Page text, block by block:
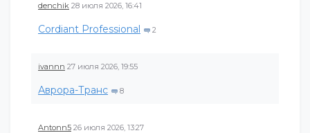
denchik 28 июля 2026, 16:41
Cordiant Professional 2
ivannn 27 июля 2026, 19:55
Аврора-Транс 8
Antonn5 26 июля 2026, 13:27